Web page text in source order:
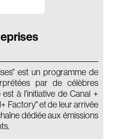
est un programme de
par de célèbres
à l'initiative de Canal +
Factory" et de leur arrivée
dédiée aux émissions